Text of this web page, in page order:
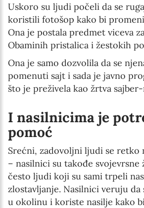
Uskoro su ljudi počeli da se
koristili fotošop kako bi
Ona je postala predmet viceva
Obaminih pristalica i žestokih
Ona je samo dozvolila da se
pomenuti sajt i sada je javno
što je preživela kao žrtva
I nasilnicima je
pomoć
Srećni, zadovoljni ljudi se retko
– nasilnici su takođe svojevrsne
često ljudi koji su sami trpeli
zlostavljanje. Nasilnici veruju da
u okolinu i koriste nasilje kako